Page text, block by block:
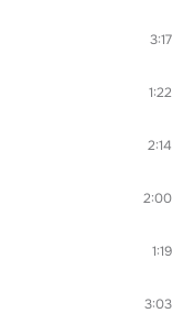
3:17
1:22
2:14
2:00
1:19
3:03